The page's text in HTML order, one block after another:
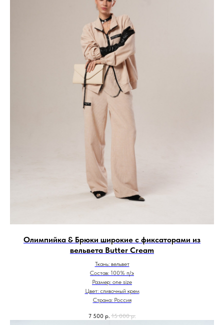
Олимпийка & Брюки широкие с фиксаторами из
вельвета Butter Cream
Ткань: вельвет
Состав: 100% п/э
Размер: one size
Цвет: сливочный крем
Страна: Россия
7 500 р. 15 000 р.